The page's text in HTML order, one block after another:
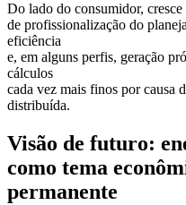
Do lado do consumidor, cresce
de profissionalização do
eficiência
e, em alguns perfis, geração
cálculos
cada vez mais finos por causa
distribuída.
Visão de futuro:
como tema
permanente